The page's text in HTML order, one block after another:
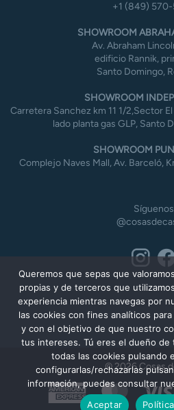
+1 (849)
SHOWROOM
Av. Abraham
edificio Rannik,
Santo Domingo,
SHOWROOM
Carretera Sanchez km 11 1/2,Sector
lado planta gas GLP, Santo
SHOWROOM
Complejo Naves Mall, Av. Barceló,
Síguenos
American
Express
© 2026 Cosas
Queremos que sepas que
propias y de terceros que
experiencia mientras navegas por
las cookies con fines analíticos
y con el objetivo de que nuestro
tus intereses. Tú eres el dueño de
todas las cookies pulsando
configurarlas/rechazarlas
información, puedes consultar
Aceptar